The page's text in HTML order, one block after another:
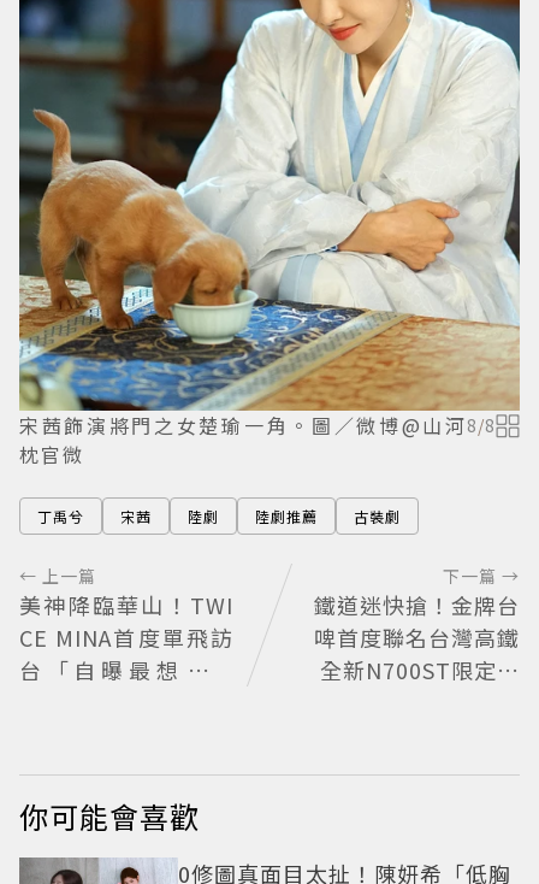
宋茜飾演將門之女楚瑜一角。圖／微博@山河
枕官微
8/8
丁禹兮 宋茜 陸劇 陸劇推薦 古裝劇
← 上一篇
美神降臨華山！TWI
CE MINA首度單飛訪
台「自曝最想做這
下一篇 →
鐵道迷快搶！金牌台
啤首度聯名台灣高鐵
全新N700ST限定罐
你可能會喜歡
0修圖真面目太扯！陳妍希「低胸